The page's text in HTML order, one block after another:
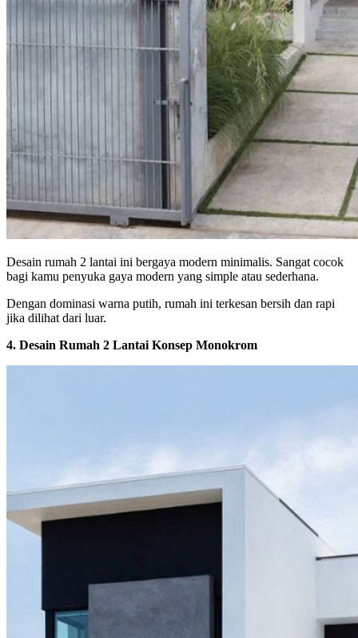
Desain rumah 2 lantai ini bergaya modern minimalis. Sangat cocok
bagi kamu penyuka gaya modern yang simple atau sederhana.
Dengan dominasi warna putih, rumah ini terkesan bersih dan rapi
jika dilihat dari luar.
4. Desain Rumah 2 Lantai Konsep Monokrom